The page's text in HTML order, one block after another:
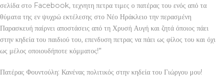
σελίδα στο Facebook, τεχνητη πετρα τιμες ο πατέρας του ενός από τα
θύματα της εν ψυχρώ εκτέλεσης στο Νέο Ηράκλειο την περασμένη
Παρασκευή παίρνει αποστάσεις από τη Χρυσή Αυγή και ζητά όποιος πάει
στην κηδεία του παιδιού του, επενδυση πετρας να πάει ως φίλος του και όχι
ως μέλος οποιουδήποτε κόμματος!”
Πατέρας Φουντούλη: Κανένας πολιτικός στην κηδεία του Γιώργου μου!